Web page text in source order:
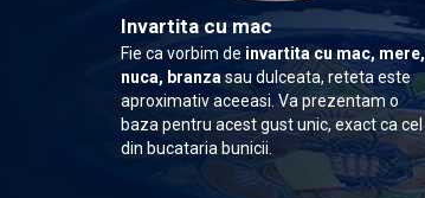
Invartita cu mac
Fie ca vorbim de invartita cu mac, mere,
nuca, branzasau dulceata, reteta este
aproximativ aceeasi. Va prezentam o
baza pentru acest gust unic, exact ca cel
din bucataria bunicii.